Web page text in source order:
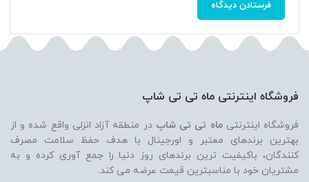
فروشگاه اینترنتی ماه تی تی شاپ
فروشگاه اینترنتیماه تی تی شاپ در منطقه آزاد انزلی واقع شده و از
بهترین برندهای معتبر و اورجینال با هدف حفظ سلامت مصرف
کنندگان، باکیفیت ترین برندهای روز دنیا را جمع آوری کرده و به
مشتریان خود با مناسبترین قیمت عرضه می کند.